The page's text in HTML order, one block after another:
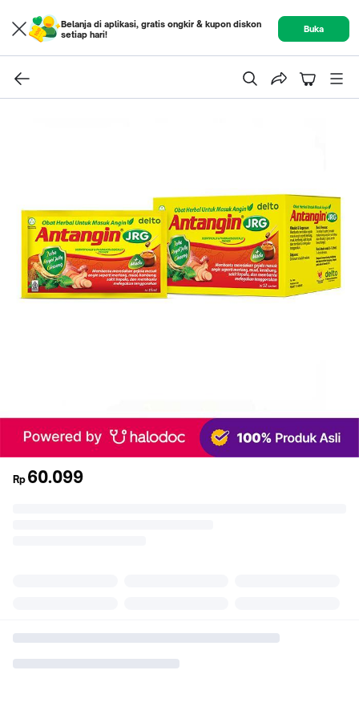
Belanja di aplikasi, gratis ongkir & kupon diskon
setiap hari!
Buka
Rp 60.099